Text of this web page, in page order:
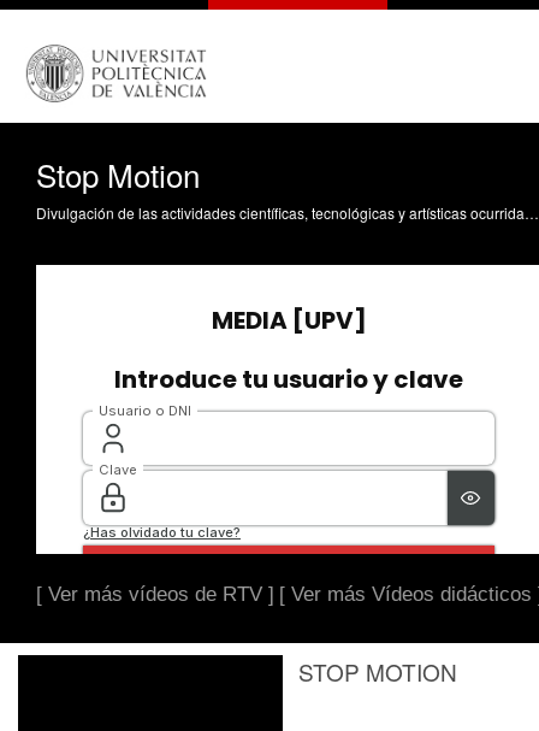
Stop Motion
Divulgación de las actividades científicas, tecnológicas y artísticas ocurridas en los tres campus de la UPV
[ Ver más vídeos de RTV ] [ Ver más Vídeos didácticos
STOP MOTION